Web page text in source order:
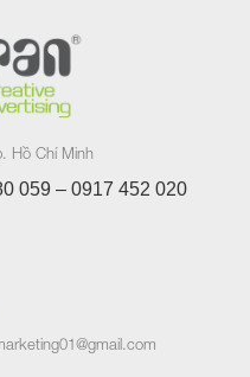
Hồ Chí Minh
059 – 0917 452 020